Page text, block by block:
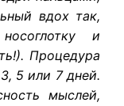
вдох так,
и
Процедура
5 или 7 дней.
мыслей,